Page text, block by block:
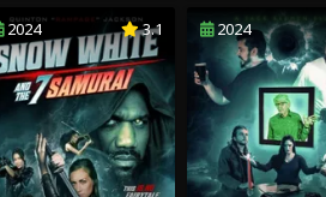
2024 3.1 2024